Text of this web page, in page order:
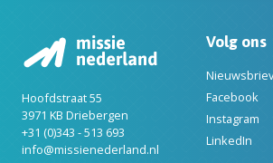
Hoofdstraat 55
3971 KB Driebergen
+31 (0)343 - 513 693
info@missienederland.nl
Volg ons
Facebook
Instagram
LinkedIn